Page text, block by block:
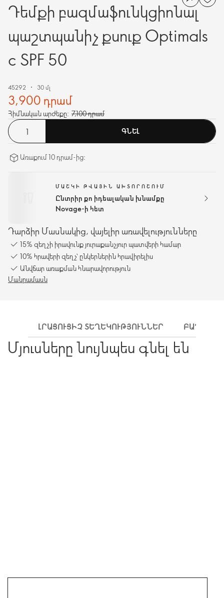
Դեմքի բազմաֆունկցիոնալ
պաշտպանիչ քսուք Optimals
c SPF 50
45292 30 մլ
3,900 դրամ
Հիմնական արժեքը: 7,100 դրամ
ԳՆԵԼ
Առաքում 10 դրամ-ից։
ՄԱՇԿԻ ԹՎԱՅԻՆ ԱԽՏՈՐՈՇՈՒՄ
Ընտրիր քո իդեալական խնամքը
Novage-ի հետ
Դարձիր Մասնակից, վայելիր առավելությունները
15% զեղչի իրավունք յուրաքանչյուր պատվերի համար
10% հրավերի զեղչ՝ ընկերներին հրավիրելիս
Անվճար առաքման հնարավորություն
Մանրամասն
ԼՐԱՑՈՒՑԻՉ ՏԵՂԵԿՈՒԹՅՈՒՆՆԵՐ
Մյուսները նույնպես գնել են